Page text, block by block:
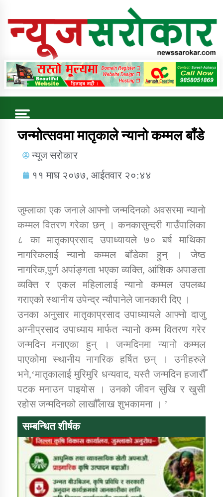
Online News Portal
Trending Now
डिभिजन कार्यालय जुम्लाको सुचना सन्देश
कर्णाली प्रविधि शिक्षालय जुम्लाको सुचना
सामाजिक बिकास कार्यालय जुम्लाकाे सुचना
कार्यक्रम कार्यान्वयन एकाई जुम्लाको सुचना
जन्मोत्सवमा मातृकाले न्यानो कम्मल बाँडे
न्यूज सरोकार
११ माघ २०७७, आईतवार २०:४४
जुम्लाका एक जनाले आफ्नो जन्मदिनको अवसरमा न्यानो
कम्मल वितरण गरेका छन् । कनकासुन्दरी गाउँपालिका
८ का मातृकाप्रसाद उपाध्यायले ७० बर्ष माथिका
नागरिकलाई न्यानो कम्मल बाँडेका हुन् । जेष्ठ
नागरिक,पुर्ण अपांङ्गता भएका व्यक्ति, आंशिक अपाङता
व्यक्ति र एकल महिलालाई न्यानो कम्मल उपलब्ध
गराएको स्थानीय उपेन्द्र न्यौपानेले जानकारी दिए ।
उनका अनुसार मातृकाप्रसाद उपाध्यायले आफ्नो दाजु
अग्नीप्रसाद उपाध्याय मार्फत न्यानो कम्म वितरण गरेर
जन्मदिन मनाएका हुन् । जन्मदिनमा न्यानो कम्मल
पाएकोमा स्थानीय नागरिक हर्षित छन् । उनीहरुले
भने,‘मातृकालाई मुरिमुरि धन्यवाद, यस्तै जन्मदिन हजारौँ
पटक मनाउन पाइयोस । उनको जीवन सुखि र खुसी
रहोस जन्मदिनको लाखौँलाख शुभकामना । ’
सम्बन्धित शीर्षक